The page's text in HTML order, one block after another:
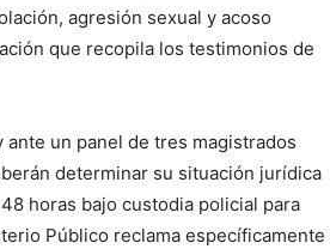
agresión sexual y acoso
que recopila los testimonios de
ante un panel de tres magistrados
determinar su situación jurídica
horas bajo custodia policial para
Público reclama específicamente